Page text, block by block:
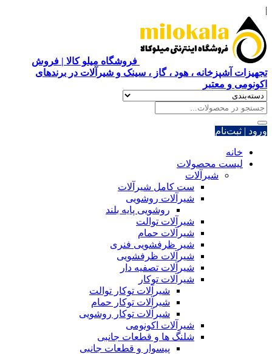
|
فروشگاه میلو کالا | فروش
تجهیزات آشپزخانه ، هود ، گاز ، سینک و شیرآلات در برندهای
اکونومی و معتبر
ورود | ثبت‌نام
خانه
لیست محصولات
شیرآلات
ست کامل شیرآلات
شیرآلات روشویی
روشویی پایه بلند
شیرآلات توالت
شیرآلات حمام
شیر ظرفشویی فنری
شیرآلات ظرفشویی
شیرآلات تصفیه دار
شیرآلات توکار
شیرآلات توکار توالت
شیرآلات توکار حمام
شیرآلات توکار روشویی
شیرآلات اکونومی
شلنگ ها و قطعات جانبی
پیسوار و قطعات جانبی